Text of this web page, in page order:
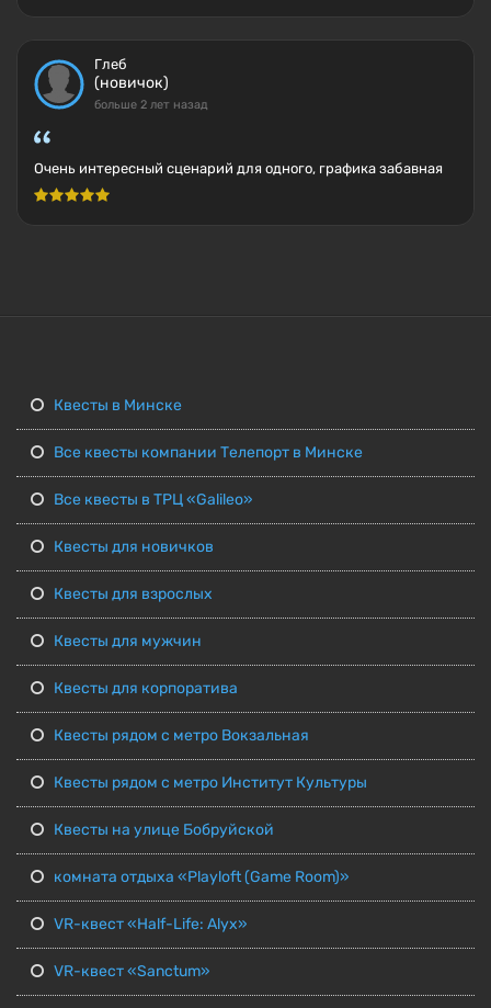
Глеб
(новичок)
больше 2 лет назад
Очень интересный сценарий для одного, графика забавная
Квесты в Минске
Все квесты компании Телепорт в Минске
Все квесты в ТРЦ «Galileo»
Квесты для новичков
Квесты для взрослых
Квесты для мужчин
Квесты для корпоратива
Квесты рядом с метро Вокзальная
Квесты рядом с метро Институт Культуры
Квесты на улице Бобруйской
комната отдыха «Playloft (Game Room)»
VR-квест «Half-Life: Alyx»
VR-квест «Sanctum»